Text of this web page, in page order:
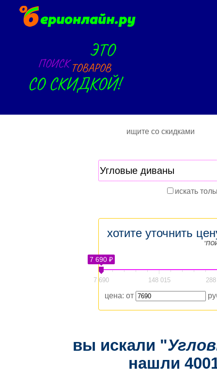
ищите со скидками
искать
хотите уточнить
"
7 690 ₽
7 690 148 015
цена: от
вы искали "
нашли